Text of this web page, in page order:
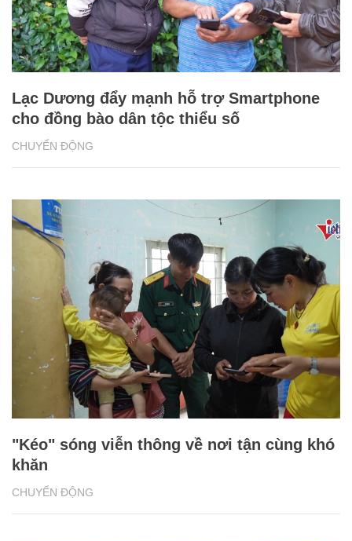
CHUYỂN ĐỘNG
Lạc Dương đẩy mạnh hỗ trợ Smartphone
cho đồng bào dân tộc thiểu số
CHUYỂN ĐỘNG
"Kéo" sóng viễn thông về nơi tận cùng khó
khăn